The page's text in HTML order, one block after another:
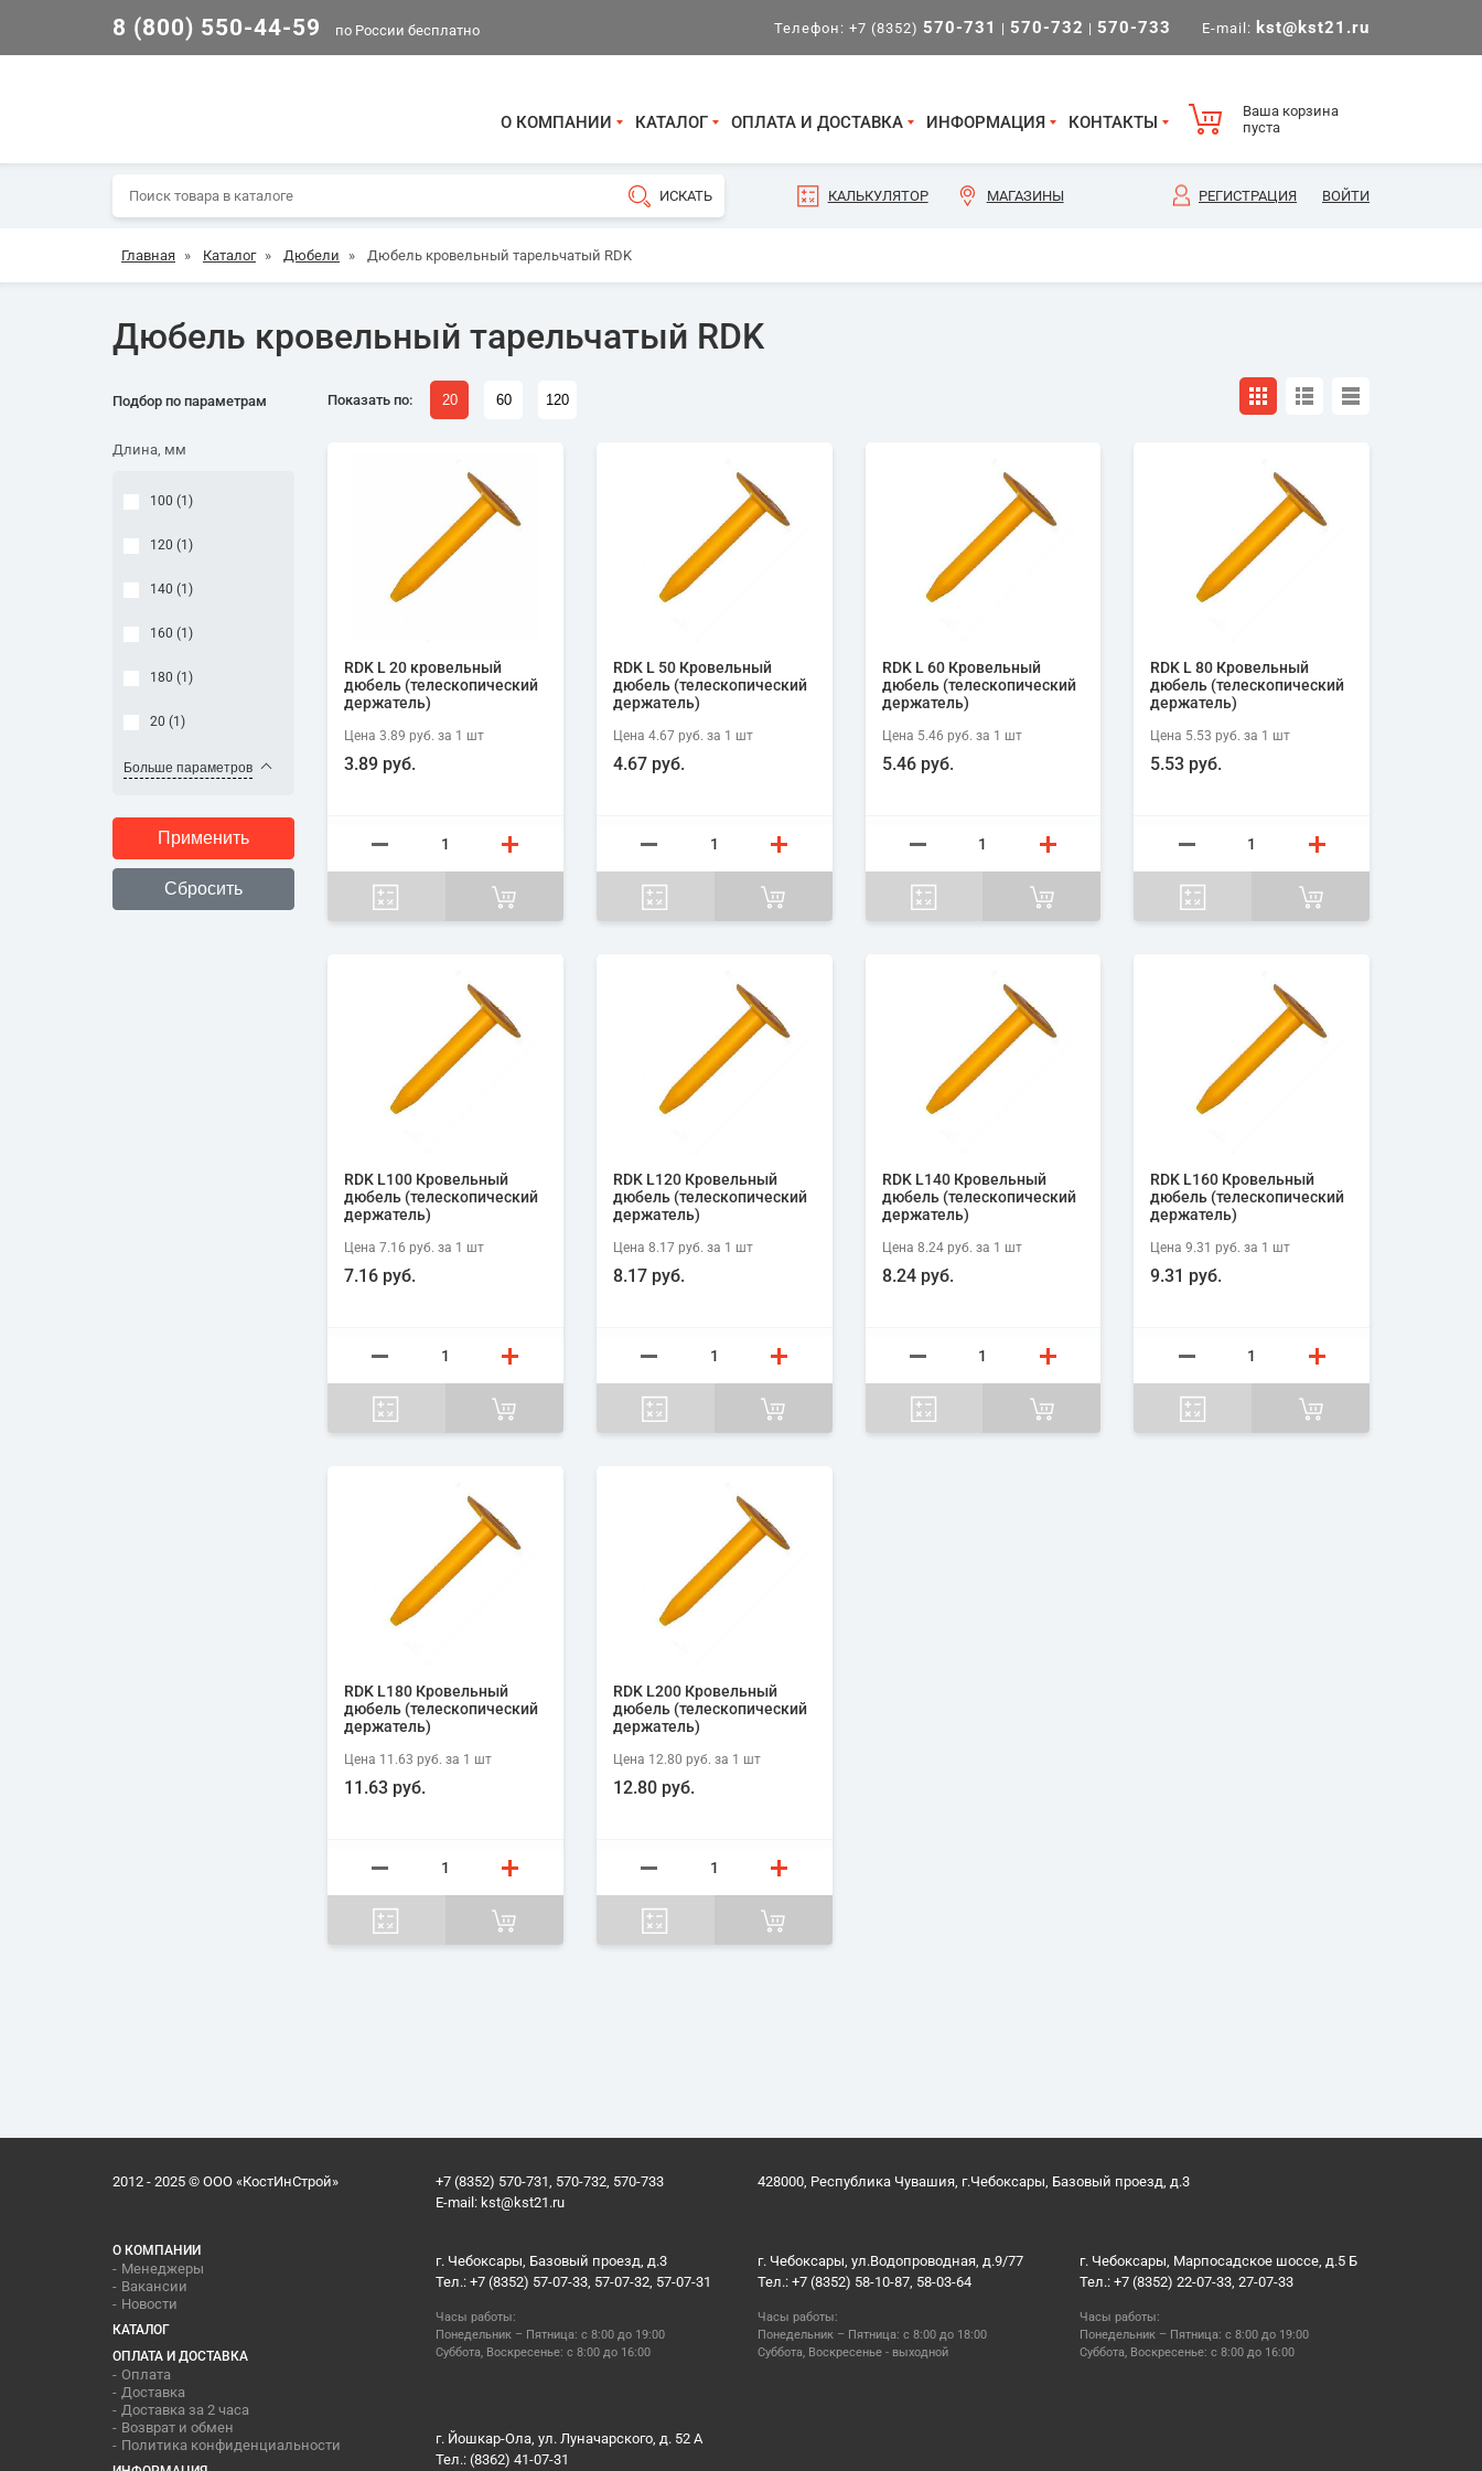
8 (800) 550-44-59 по России бесплатно Телефон: +7 (8352) 570-731 | 570-732 | 570-733 E-mail: kst@kst21.ru
О КОМПАНИИ КАТАЛОГ ОПЛАТА И ДОСТАВКА ИНФОРМАЦИЯ КОНТАКТЫ
Ваша корзина
пуста
КАЛЬКУЛЯТОР МАГАЗИНЫ РЕГИСТРАЦИЯ ВОЙТИ
Главная » Каталог » Дюбели » Дюбель кровельный тарельчатый RDK
Дюбель кровельный тарельчатый RDK
Подбор по параметрам
Длина, мм
100 (1 )
120 (1 )
140 (1 )
160 (1 )
180 (1 )
20 (1 )
Больше параметров
Показать по: 20 60 120
RDK L 20 кровельный
дюбель (телескопический
держатель)
Цена 3.89 руб. за 1 шт
3.89 руб.
RDK L 50 Кровельный
дюбель (телескопический
держатель)
Цена 4.67 руб. за 1 шт
4.67 руб.
RDK L 60 Кровельный
дюбель (телескопический
держатель)
Цена 5.46 руб. за 1 шт
5.46 руб.
RDK L 80 Кровельный
дюбель (телескопический
держатель)
Цена 5.53 руб. за 1 шт
5.53 руб.
RDK L100 Кровельный
дюбель (телескопический
держатель)
Цена 7.16 руб. за 1 шт
7.16 руб.
RDK L120 Кровельный
дюбель (телескопический
держатель)
Цена 8.17 руб. за 1 шт
8.17 руб.
RDK L140 Кровельный
дюбель (телескопический
держатель)
Цена 8.24 руб. за 1 шт
8.24 руб.
RDK L160 Кровельный
дюбель (телескопический
держатель)
Цена9.31 руб. за 1 шт
9.31 руб.
RDK L180 Кровельный
дюбель (телескопический
держатель)
Цена 11.63 руб. за 1 шт
11.63 руб.
RDK L200 Кровельный
дюбель (телескопический
держатель)
Цена 12.80 руб. за 1 шт
12.80 руб.
2012 - 2025 © ООО «КостИнСтрой»
+7 (8352) 570-731, 570-732, 570-733
E-mail: kst@kst21.ru
428000, Республика Чувашия, г.Чебоксары, Базовый проезд, д.3
О КОМПАНИИ
Менеджеры
Вакансии
Новости
КАТАЛОГ
ОПЛАТА И ДОСТАВКА
Оплата
Доставка
Доставка за 2 часа
Возврат и обмен
Политика конфиденциальности
г. Чебоксары, Базовый проезд, д.3
Тел.: +7 (8352) 57-07-33, 57-07-32, 57-07-31
Часы работы:
Понедельник – Пятница: с 8:00 до 19:00
Суббота, Воскресенье: с 8:00 до 16:00
г. Чебоксары, ул.Водопроводная, д.9/77
Тел.: +7 (8352) 58-10-87, 58-03-64
Часы работы:
Понедельник – Пятница: с 8:00 до 18:00
Суббота, Воскресенье - выходной
г. Чебоксары, Марпосадское шоссе, д.5 Б
Тел.: +7 (8352) 22-07-33, 27-07-33
Часы работы:
Понедельник – Пятница: с 8:00 до 19:00
Суббота, Воскресенье: с 8:00 до 16:00
г. Йошкар-Ола, ул. Луначарского, д. 52 А
Тел.: (8362) 41-07-31